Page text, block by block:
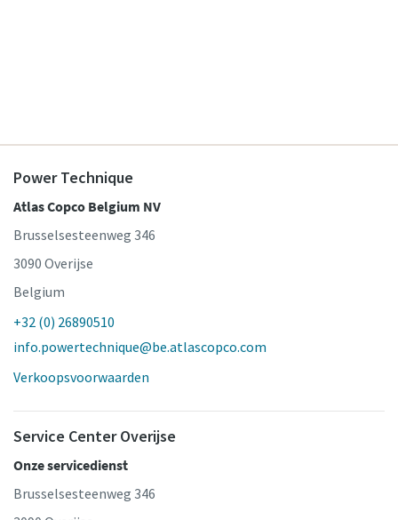
Power Technique
Atlas Copco Belgium NV
Brusselsesteenweg 346
3090 Overijse
Belgium
+32 (0) 26890510
info.powertechnique@be.atlascopco.com
Verkoopsvoorwaarden
Service Center Overijse
Onze servicedienst
Brusselsesteenweg 346